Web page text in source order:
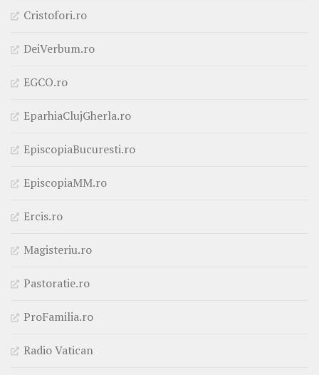
Cristofori.ro
DeiVerbum.ro
EGCO.ro
EparhiaClujGherla.ro
EpiscopiaBucuresti.ro
EpiscopiaMM.ro
Ercis.ro
Magisteriu.ro
Pastoratie.ro
ProFamilia.ro
Radio Vatican